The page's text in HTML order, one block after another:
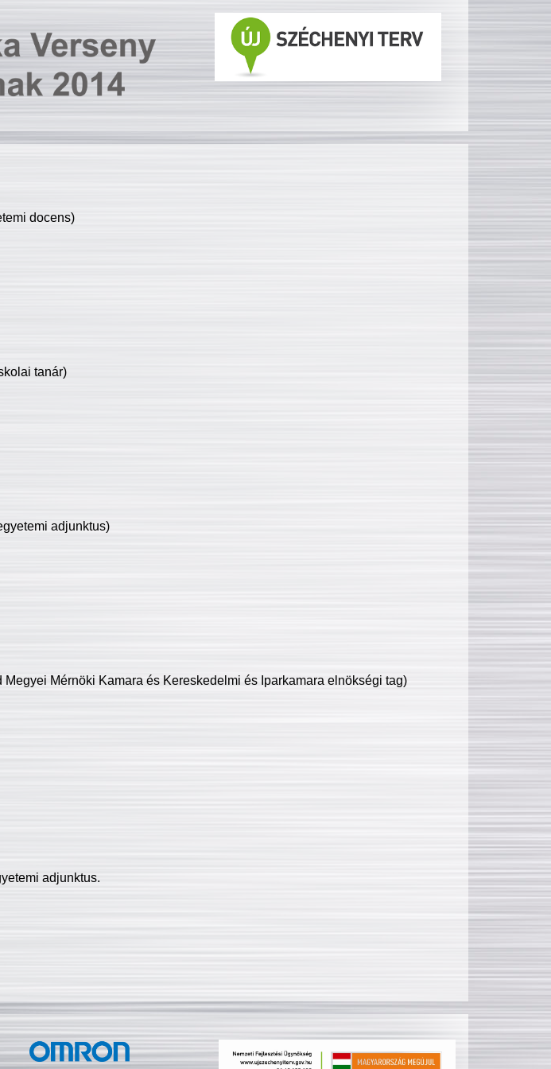
docens)
tanár)
adjunktus)
Megyei Mérnöki Kamara és Kereskedelmi és Iparkamara elnökségi tag)
adjunktus.